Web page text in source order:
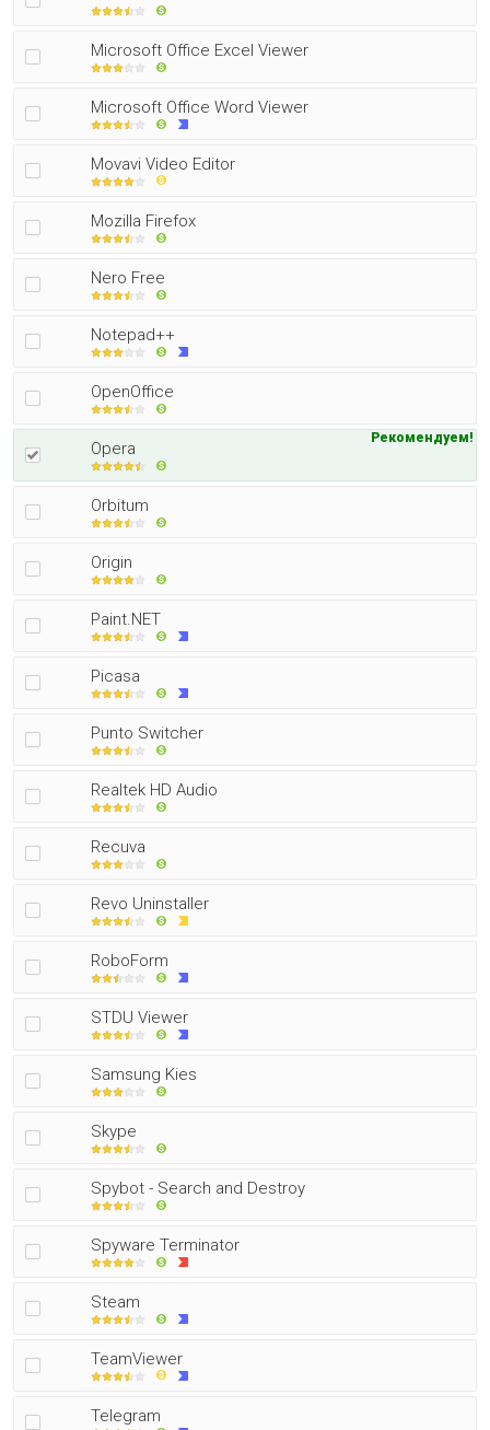
Microsoft Office Excel Viewer
Microsoft Office Word Viewer
Movavi Video Editor
Mozilla Firefox
Nero Free
Notepad++
OpenOffice
Opera
Рекомендуем!
Orbitum
Origin
Paint.NET
Picasa
Punto Switcher
Realtek HD Audio
Recuva
Revo Uninstaller
RoboForm
STDU Viewer
Samsung Kies
Skype
Spybot - Search and Destroy
Spyware Terminator
Steam
TeamViewer
Telegram